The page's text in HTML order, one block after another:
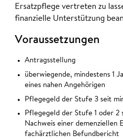
Ersatzpflege vertreten zu
finanzielle Unterstützung
Voraussetzungen
Antragsstellung
überwiegende, mindestens 1
eines nahen Angehörigen
Pflegegeld der Stufe 3 seit
Pflegegeld der Stufe 1 oder 2
Nachweis einer demenziellen
fachärztlichen Befundbericht